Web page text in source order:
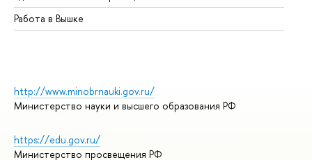
Работа в Вышке
http://www.minobrnauki.gov.ru/
Министерство науки и высшего образования РФ
https://edu.gov.ru/
Министерство просвещения РФ